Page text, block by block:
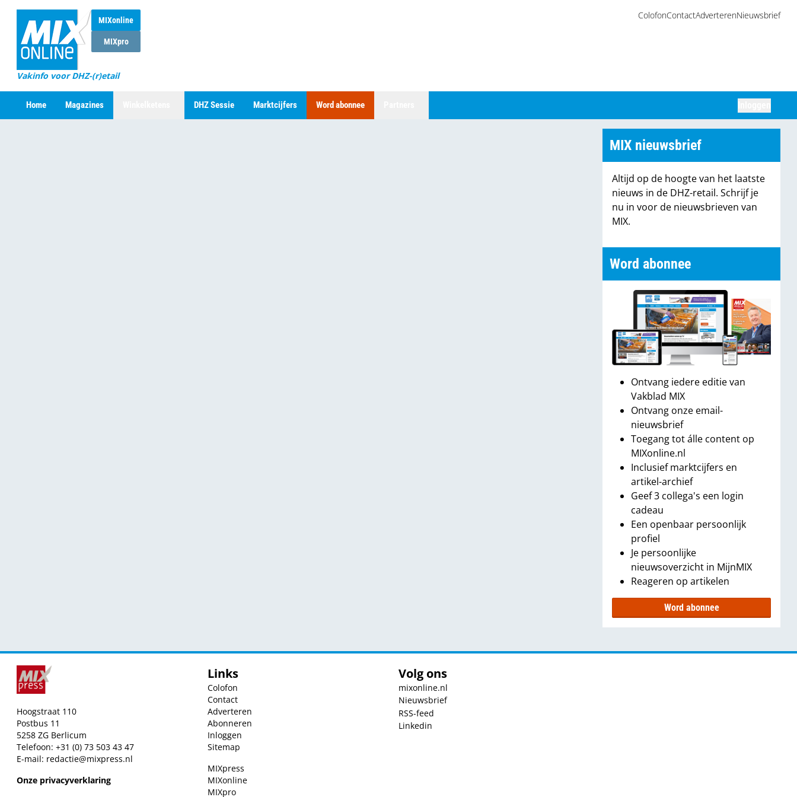
MIXonline
MIXpro
Vakinfo voor DHZ-(r)etail
ColofonContactAdverterenNieuwsbrief
Home Magazines DHZ Sessie Marktcijfers Word abonnee
MIX nieuwsbrief
Altijd op de hoogte van het laatste
nieuws in de DHZ-retail. Schrijf je
nu in voor de nieuwsbrieven van
MIX.
Word abonnee
Ontvang iedere editie van
Vakblad MIX
Ontvang onze email-
nieuwsbrief
Toegang tot álle content op
MIXonline.nl
Inclusief marktcijfers en
artikel-archief
Geef 3 collega's een login
cadeau
Een openbaar persoonlijk
profiel
Je persoonlijke
nieuwsoverzicht in MijnMIX
Reageren op artikelen
Word abonnee
Hoogstraat 110
Postbus 11
5258 ZG Berlicum
Telefoon: +31 (0) 73 503 43 47
E-mail: redactie@mixpress.nl
Onze privacyverklaring
Links
Colofon
Contact
Adverteren
Abonneren
Inloggen
Sitemap
MIXpress
MIXonline
MIXpro
Volg ons
mixonline.nl
Nieuwsbrief
RSS-feed
Linkedin